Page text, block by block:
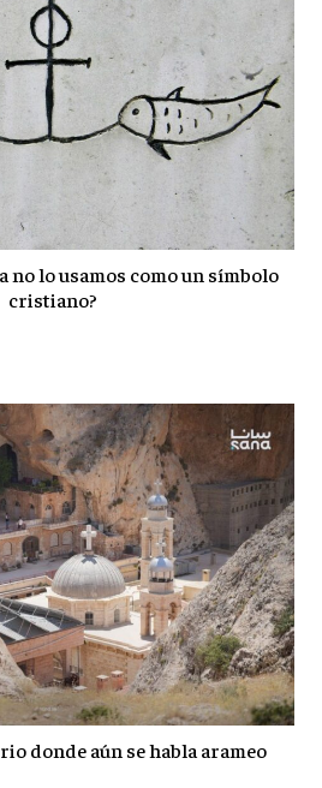
no lo usamos como un símbolo
cristiano?
donde aún se habla arameo